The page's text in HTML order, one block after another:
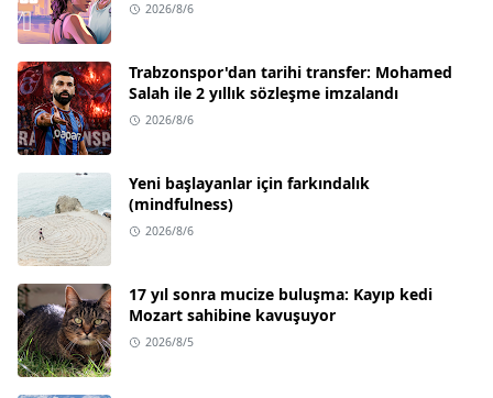
2026/8/6
Trabzonspor'dan tarihi transfer: Mohamed
Salah ile 2 yıllık sözleşme imzalandı
2026/8/6
Yeni başlayanlar için farkındalık
(mindfulness)
2026/8/6
17 yıl sonra mucize buluşma: Kayıp kedi
Mozart sahibine kavuşuyor
2026/8/5